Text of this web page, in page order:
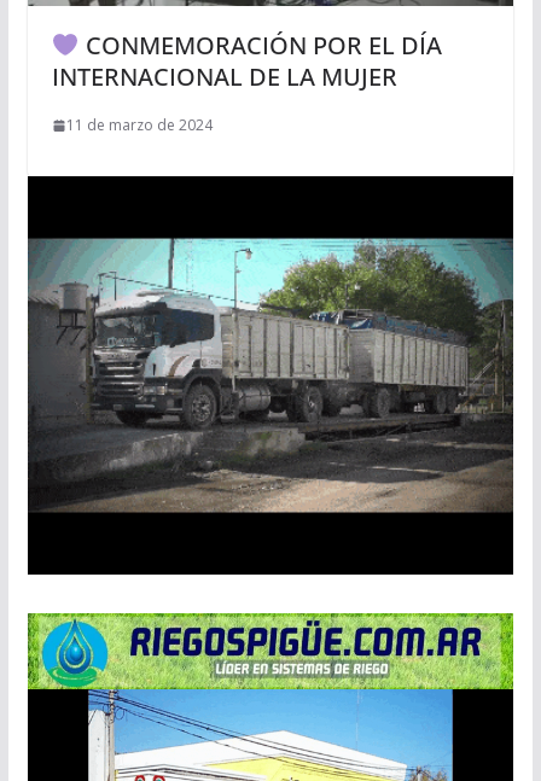
CONMEMORACIÓN POR EL DÍA
INTERNACIONAL DE LA MUJER
11 de marzo de 2024